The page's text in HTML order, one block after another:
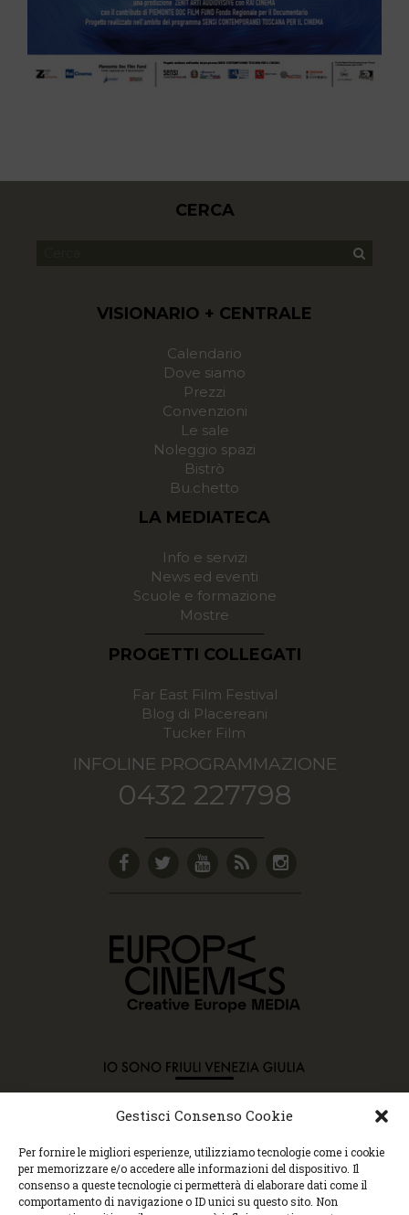
Gestisci Consenso Cookie
Per fornire le migliori esperienze, utilizziamo tecnologie come i cookie
per memorizzare e/o accedere alle informazioni del dispositivo. Il
consenso a queste tecnologie ci permetterà di elaborare dati come il
comportamento di navigazione o ID unici su questo sito. Non
CERCA
VISIONARIO + CENTRALE
Calendario
Dove siamo
Prezzi
Convenzioni
Le sale
Noleggio spazi
Bistrò
Bu.chetto
LA MEDIATECA
Info e servizi
News ed eventi
Scuole e formazione
Mostre
PROGETTI COLLEGATI
Far East Film Festival
Blog di Placereani
Tucker Film
INFOLINE PROGRAMMAZIONE
0432 227798
Copyright © 2015 Cec, Tutti i diritti riservati. Nessun
contenuto può essere copiato o manipolato. Accedendo al
sito approvi la Policy sulla privacy e la Policy sui
contenuti.
Centro espressioni cinematografiche, via Villalta, 24 |